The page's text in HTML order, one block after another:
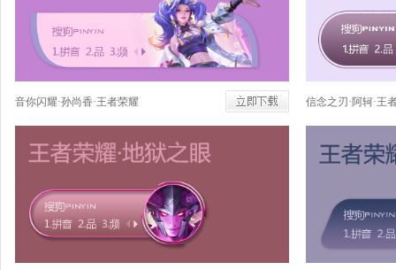
音你闪耀·孙尚香·王者荣耀 信念之刃·阿轲·王